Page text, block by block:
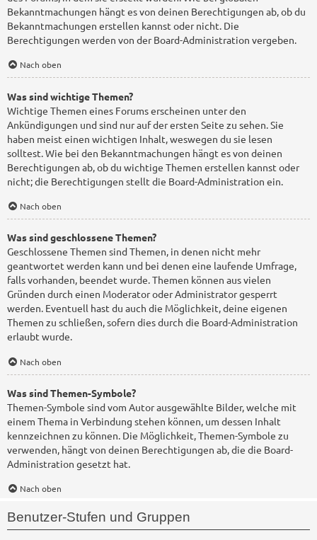
Bekanntmachungen hängt es von deinen Berechtigungen ab, ob du
Bekanntmachungen erstellen kannst oder nicht. Die
Berechtigungen werden von der Board-Administration vergeben.
Nach oben
Was sind wichtige Themen?
Wichtige Themen eines Forums erscheinen unter den
Ankündigungen und sind nur auf der ersten Seite zu sehen. Sie
haben meist einen wichtigen Inhalt, weswegen du sie lesen
solltest. Wie bei den Bekanntmachungen hängt es von deinen
Berechtigungen ab, ob du wichtige Themen erstellen kannst oder
nicht; die Berechtigungen stellt die Board-Administration ein.
Nach oben
Was sind geschlossene Themen?
Geschlossene Themen sind Themen, in denen nicht mehr
geantwortet werden kann und bei denen eine laufende Umfrage,
falls vorhanden, beendet wurde. Themen können aus vielen
Gründen durch einen Moderator oder Administrator gesperrt
werden. Eventuell hast du auch die Möglichkeit, deine eigenen
Themen zu schließen, sofern dies durch die Board-Administration
erlaubt wurde.
Nach oben
Was sind Themen-Symbole?
Themen-Symbole sind vom Autor ausgewählte Bilder, welche mit
einem Thema in Verbindung stehen können, um dessen Inhalt
kennzeichnen zu können. Die Möglichkeit, Themen-Symbole zu
verwenden, hängt von deinen Berechtigungen ab, die die Board-
Administration gesetzt hat.
Nach oben
Benutzer-Stufen und Gruppen